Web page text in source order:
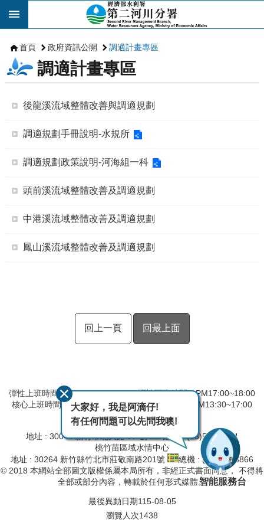
跳到主要內容區塊
首頁 政府資訊公開 調適計畫專區
調適計畫專區
後龍溪流域整體改善與調適規劃
調適規劃手冊說明-水規所
調適規劃政策說明-河海組一科
頭前溪流域整體改善及調適規劃
中港溪流域整體改善及調適規劃
鳳山溪流域整體改善及調適規劃
回上一頁 回最上面
彈性上班時間：AM8:00~09:00 彈性下班時間：PM17:00~18:00
核心上班時間：星期一 ~ 星期五 AM09:00~12:30 PM13:30~17:00
第二河川分署
地址 : 30044 新竹市北大路 97 號
總機 : (03)532-2334
桃竹苗區域水情中心
地址 : 30264 新竹縣竹北市莊敬南路201號
總機 : (03)657-8866
© 2018 本網站全部圖文版權係屬本局所有，非經正式書面同意， 不得將
全部或部分內容，轉載於任何形式媒體。
最後異動日期115-08-05
瀏覽人次1438
大家好，我是阿滴仔!
有任何問題可以先問我噢!
智能服務台